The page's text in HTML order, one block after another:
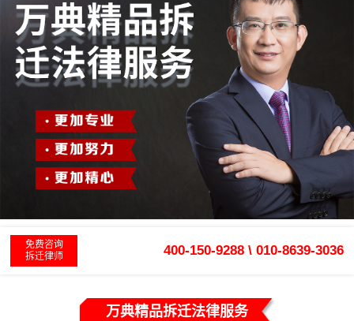
免费咨询
拆迁律师
400-150-9288 \ 010-8639-3036
万典精品拆迁法律服务